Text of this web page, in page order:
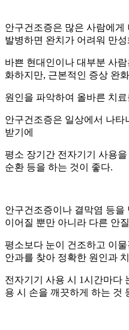
안구건조증은 많은 사람에게
발병하면 완치가 어려워 만
바쁜 현대인이나 대부분 사
화하지만, 근본적인 증상 완
원인을 파악하여 올바른 치
안구건조증은 일상에서 나타
받기에
평소 장기간 전자기기 사용
순환 등을 하는 것이 좋다.
안구건조증이나 결막염 등을
이어질 뿐만 아니라 다른 안
평소보다 눈이 건조하고 이
안과를 찾아 정확한 원인과
전자기기 사용 시 1시간마다
용 시 손을 깨끗하게 하는 것